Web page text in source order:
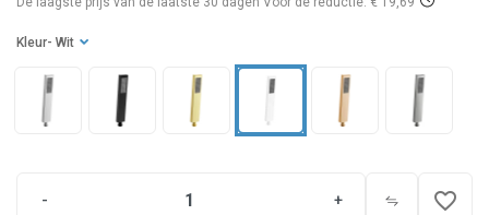
Kleur - Wit
- + favorite_border